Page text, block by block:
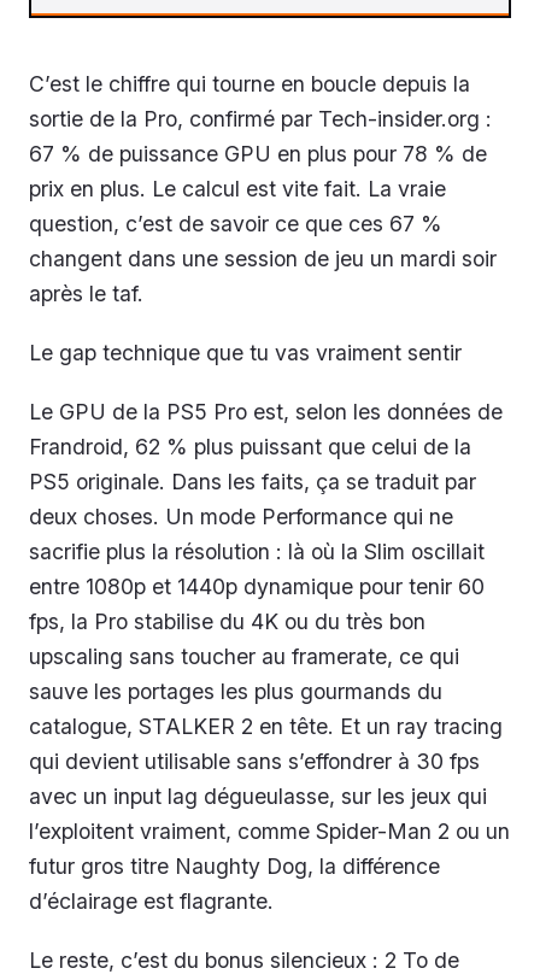
C’est le chiffre qui tourne en boucle depuis la
sortie de la Pro, confirmé par Tech-insider.org :
67 % de puissance GPU en plus pour 78 % de
prix en plus. Le calcul est vite fait. La vraie
question, c’est de savoir ce que ces 67 %
changent dans une session de jeu un mardi soir
après le taf.
Le gap technique que tu vas vraiment sentir
Le GPU de la PS5 Pro est, selon les données de
Frandroid, 62 % plus puissant que celui de la
PS5 originale. Dans les faits, ça se traduit par
deux choses. Un mode Performance qui ne
sacrifie plus la résolution : là où la Slim oscillait
entre 1080p et 1440p dynamique pour tenir 60
fps, la Pro stabilise du 4K ou du très bon
upscaling sans toucher au framerate, ce qui
sauve les portages les plus gourmands du
catalogue, STALKER 2 en tête. Et un ray tracing
qui devient utilisable sans s’effondrer à 30 fps
avec un input lag dégueulasse, sur les jeux qui
l’exploitent vraiment, comme Spider-Man 2 ou un
futur gros titre Naughty Dog, la différence
d’éclairage est flagrante.
Le reste, c’est du bonus silencieux : 2 To de